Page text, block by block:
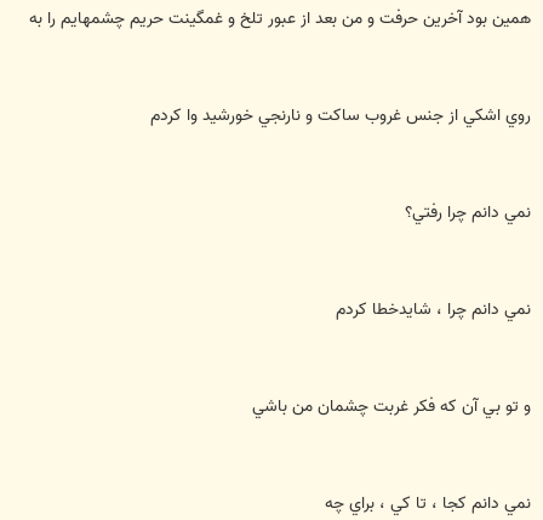
همين بود آخرين حرفت و من بعد از عبور تلخ و غمگينت حريم چشمهايم را به
روي اشكي از جنس غروب ساكت و نارنجي خورشيد وا كردم
نمي دانم چرا رفتي؟
نمي دانم چرا ، شايدخطا كردم
و تو بي آن كه فكر غربت چشمان من باشي
نمي دانم كجا ، تا كي ، براي چه